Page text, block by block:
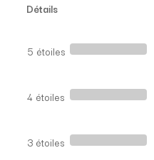
Détails
5 étoiles
4 étoiles
3 étoiles